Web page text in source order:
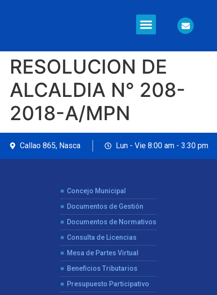
RESOLUCION DE
ALCALDIA N° 208-
2018-A/MPN
Callao 865, Nasca Lun - Vie 8:00 am - 3:30 pm
Concejo Municipal
Documentos de Gestión
Documentos de Normativos
Consulta de Licencias
Mesa de Partes Virtual
Beneficios Tributarios
Presupuesto Participativo